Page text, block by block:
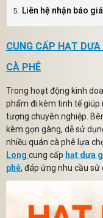
Liên hệ nhận báo
CUNG CẤP HẠT
CÀ PHÊ
Trong hoạt động kinh
phẩm đi kèm tinh tế giúp
tượng chuyên nghiệp.
kèm gọn gàng, dễ sử
nhiều quán cà phê lựa
Long cung cấp hạt dưa
phê, đáp ứng nhu cầu sử
Mã giảm giá:
Ngày hết hạn:
Điều kiện: